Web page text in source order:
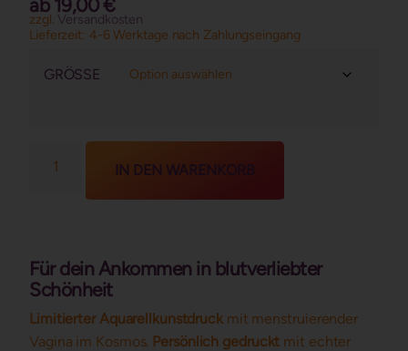
basierend
auf
ab 19,00€
zzgl. Versandkosten
Lieferzeit: 4-6 Werktage nach Zahlungseingang
GRÖSSE
IN DEN WARENKORB
Für dein Ankommen in blutverliebter
Schönheit
Limitierter Aquarellkunstdruck mit menstruierender
Vagina im Kosmos. Persönlich gedruckt mit echter